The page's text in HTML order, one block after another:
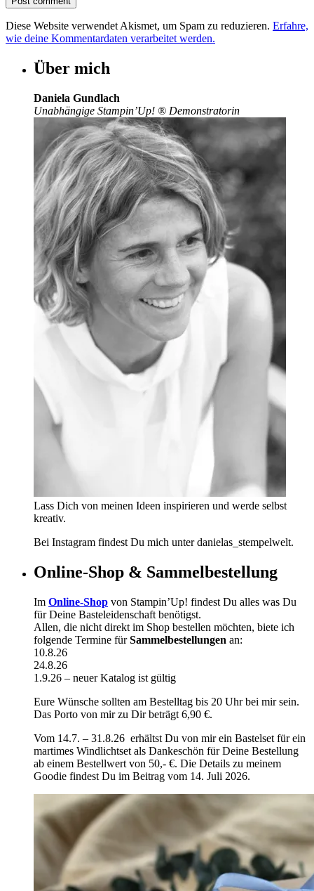
Diese Website verwendet Akismet, um Spam zu reduzieren. Erfahre,
wie deine Kommentardaten verarbeitet werden.
Über mich
Daniela Gundlach
Unabhängige Stampin’Up! ® Demonstratorin
Lass Dich von meinen Ideen inspirieren und werde selbst
kreativ.
Bei Instagram findest Du mich unter danielas_stempelwelt.
Online-Shop & Sammelbestellung
Im Online-Shop von Stampin’Up! findest Du alles was Du
für Deine Basteleidenschaft benötigst.
Allen, die nicht direkt im Shop bestellen möchten, biete ich
folgende Termine fürSammelbestellungen an:
10.8.26
24.8.26
1.9.26 – neuer Katalog ist gültig
Eure Wünsche sollten am Bestelltag bis 20 Uhr bei mir sein.
Das Porto von mir zu Dir beträgt 6,90 €.
Vom 14.7. – 31.8.26 erhältst Du von mir ein Bastelset für ein
martimes Windlichtset als Dankeschön für Deine Bestellung
ab einem Bestellwert von 50,- €. Die Details zu meinem
Goodie findest Du im Beitrag vom 14. Juli 2026.